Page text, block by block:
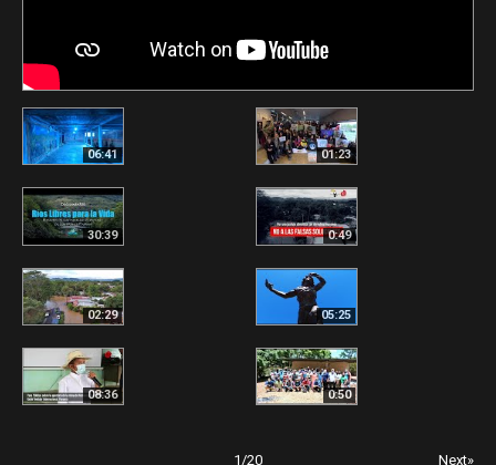
06:41 01:23
30:39 0:49
02:29 05:25
08:36 0:50
1/20 Next»